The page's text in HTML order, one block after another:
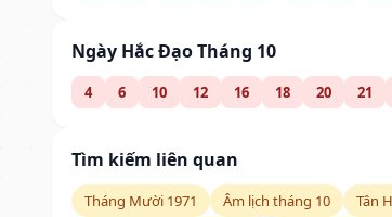
Ngày Hắc Đạo Tháng 10
4 6 10 12 16 18 20 21
Tìm kiếm liên quan
Tháng Mười 1971 Âm lịch tháng 10
Tân